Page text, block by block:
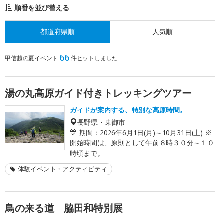
順番を並び替える
都道府県順 人気順
甲信越の夏イベント 66件ヒットしました
湯の丸高原ガイド付きトレッキングツアー
ガイドが案内する、特別な高原時間。
長野県・東御市
期間： 2026年6月1日(月)～10月31日(土) ※
開始時間は、原則として午前８時３０分～１０
時頃まで。
体験イベント・アクティビティ
鳥の来る道 脇田和特別展